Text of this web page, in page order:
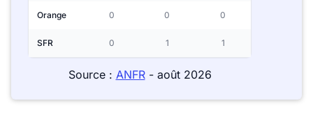
Orange 0 0 0
SFR 0 1 1
Source : ANFR- août 2026